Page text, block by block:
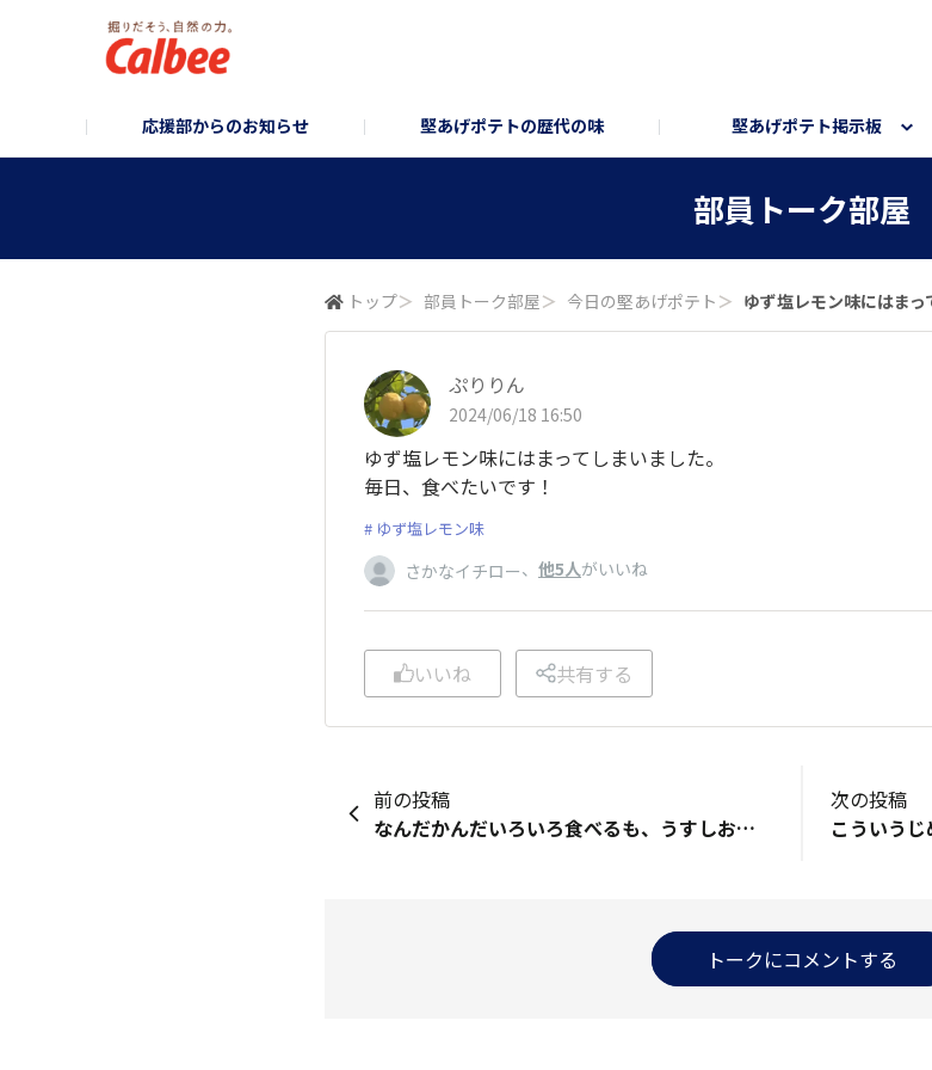
応援部からのお知らせ 堅あげポテトの歴代の味 堅あげポテト掲示板
部員トーク部屋
トップ＞ 部員トーク部屋＞ 今日の堅あげポテト ＞ ゆず塩レモン味にはま
ぷりりん
2024/06/18 16:50
ゆず塩レモン味にはまってしまいました。
毎日、食べたいです！
ゆず塩レモン味
さかなイチロー、 他5人がいいね
いいね 共有する
前の投稿
なんだかんだいろいろ食べるも、うすしお味に戻ってくる
次の投稿
トークにコメントする